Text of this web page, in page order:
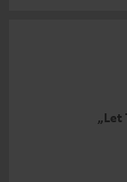
„Let